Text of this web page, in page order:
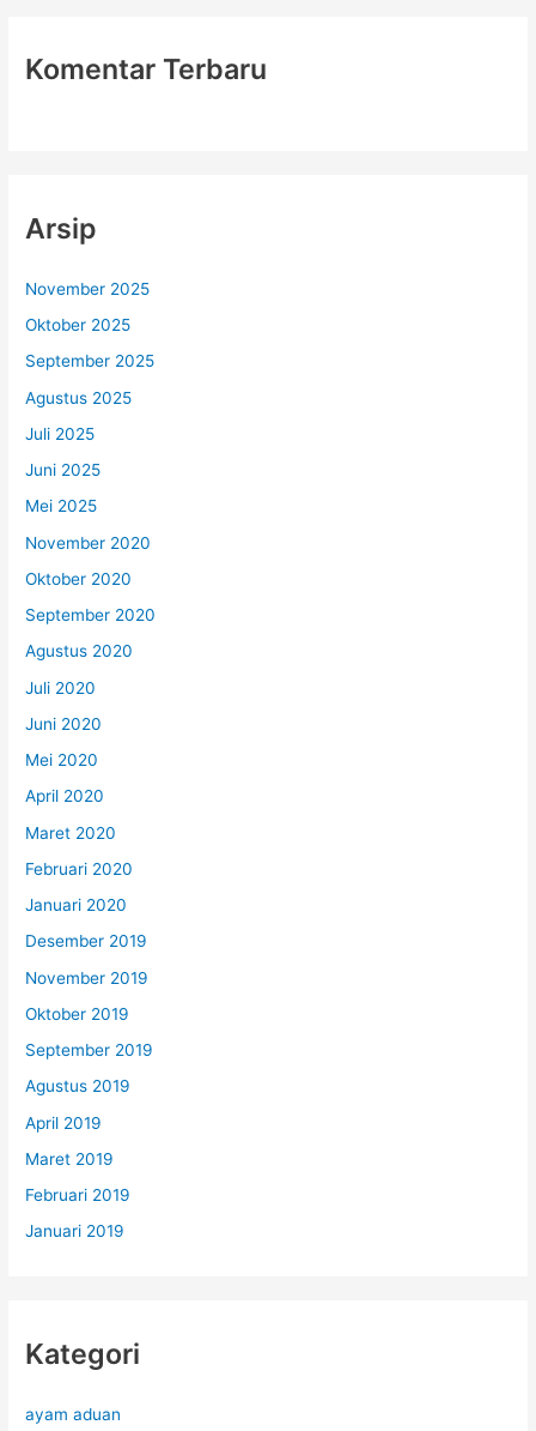
Komentar Terbaru
Arsip
November 2025
Oktober 2025
September 2025
Agustus 2025
Juli 2025
Juni 2025
Mei 2025
November 2020
Oktober 2020
September 2020
Agustus 2020
Juli 2020
Juni 2020
Mei 2020
April 2020
Maret 2020
Februari 2020
Januari 2020
Desember 2019
November 2019
Oktober 2019
September 2019
Agustus 2019
April 2019
Maret 2019
Februari 2019
Januari 2019
Kategori
ayam aduan